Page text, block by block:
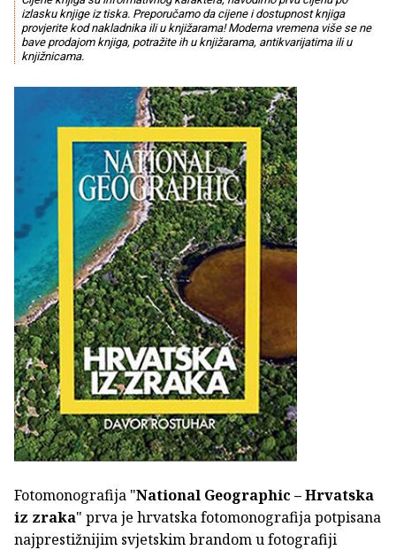
izlasku knjige iz tiska. Preporučamo da cijene i dostupnost knjiga
provjerite kod nakladnika ili u knjižarama! Moderna vremena više se ne
bave prodajom knjiga, potražite ih u knjižarama, antikvarijatima ili u
knjižnicama.
Fotomonografija "National Geographic – Hrvatska
iz zraka" prva je hrvatska fotomonografija potpisana
najprestižnijim svjetskim brandom u fotografiji